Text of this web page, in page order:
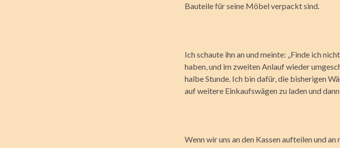
Bauteile für seine Möbel verpackt sind.
Ich schaute ihn an und meinte: „Finde ich
haben, und im zweiten Anlauf wieder
halbe Stunde. Ich bin dafür, die bisherigen
auf weitere Einkaufswägen zu laden und
Wenn wir uns an den Kassen aufteilen und